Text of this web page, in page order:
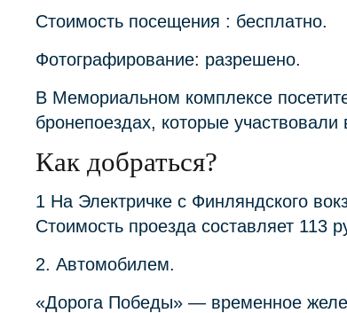
Стоимость посещения : бесплатно.
Фотографирование: разрешено.
В Мемориальном комплексе
бронепоездах, которые
Как добраться?
1 На Электричке с Финляндского
Стоимость проезда составляет 113
2. Автомобилем.
«Дорога Победы» — временное